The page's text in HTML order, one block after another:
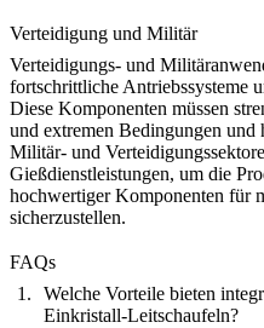
Verteidigung und Militär
Verteidigungs- und
fortschrittliche Antriebssysteme
Diese Komponenten müssen
und extremen Bedingungen und
Militär- und
Gießdienstleistungen, um die
hochwertiger Komponenten für
sicherzustellen.
FAQs
Welche Vorteile bieten
Einkristall-Leitschaufeln?